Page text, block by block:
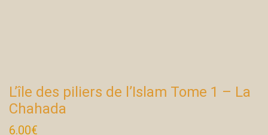
L’île des piliers de l’Islam Tome 1 – La
Chahada
6.00€